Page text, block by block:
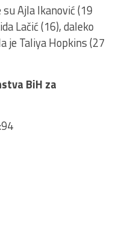
Ajla Ikanović (19
Lačić (16), daleko
je Taliya Hopkins (27
BiH za